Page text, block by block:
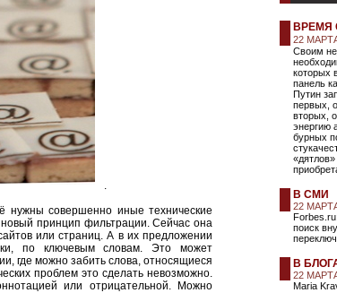
.
нужны совершенно иные технические
принцип фильтрации. Сейчас она
или страниц. А в их предложении
по ключевым словам. Это может
где можно забить слова, относящиеся
проблем это сделать невозможно.
или отрицательной. Можно
ВРЕМЯ
22
Своим
которых
панель
Путин
первых,
вторых,
энергию
бурных
В СМИ
22
поиск
В
22
Maria